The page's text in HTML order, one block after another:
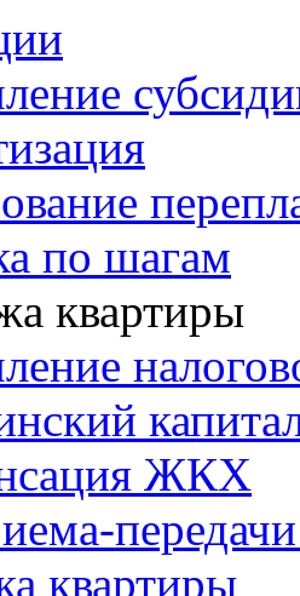
по шагам
квартиры
ЖКХ
квартиры